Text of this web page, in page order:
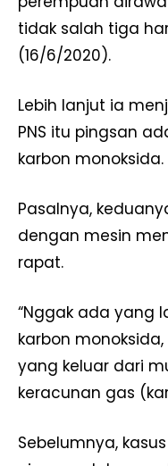
tidak salah tiga
(16/6/2020).
Lebih lanjut ia
PNS itu pingsan
karbon monoksida.
Pasalnya,
dengan mesin
rapat.
“Nggak ada yang
karbon
yang keluar dari
keracunan gas
Sebelumnya,